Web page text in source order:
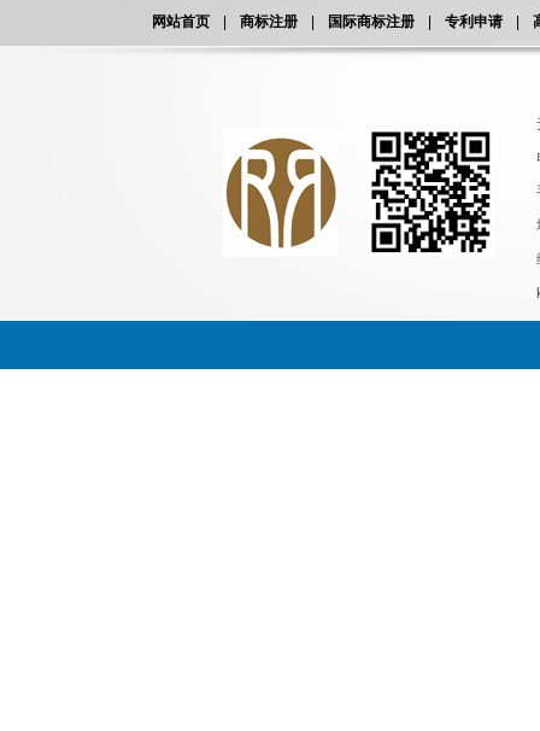
网站首页 商标注册 国际商标注册 专利申请